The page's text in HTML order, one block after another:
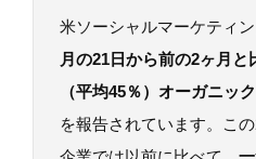
米ソーシャルマーケティン
月の21日から前の2ヶ月と
（平均45％）オーガニッ
を報告されています。こ